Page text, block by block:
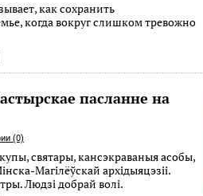
как сохранить
когда вокруг слишком тревожно
пасланне на
(0)
святары, кансэкраваныя асобы,
Магілёўскай архідыяцэзіі.
Людзі добрай волі.